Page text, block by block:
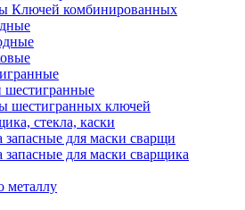
Ключей комбинированных
шестигранных ключей
стекла, каски
запасные для маски сварщи
запасные для маски сварщика